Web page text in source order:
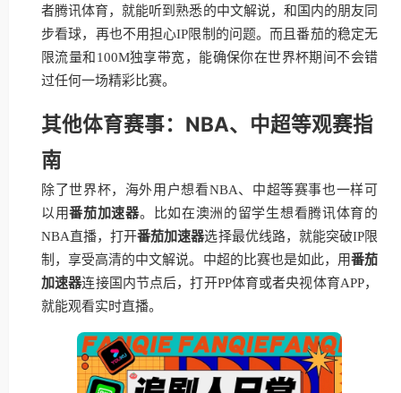
者腾讯体育，就能听到熟悉的中文解说，和国内的朋友同
步看球，再也不用担心IP限制的问题。而且番茄的稳定无
限流量和100M独享带宽，能确保你在世界杯期间不会错
过任何一场精彩比赛。
其他体育赛事：NBA、中超等观赛指
南
除了世界杯，海外用户想看NBA、中超等赛事也一样可
以用番茄加速器。比如在澳洲的留学生想看腾讯体育的
NBA直播，打开番茄加速器选择最优线路，就能突破IP限
制，享受高清的中文解说。中超的比赛也是如此，用番茄
加速器连接国内节点后，打开PP体育或者央视体育APP，
就能观看实时直播。